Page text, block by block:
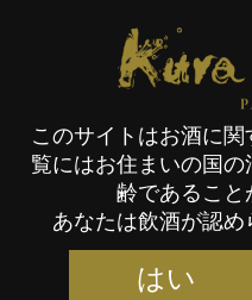
Kura
このサイトはお酒に
覧にはお住まいの国
齢であること
あなたは飲酒が認め
はい